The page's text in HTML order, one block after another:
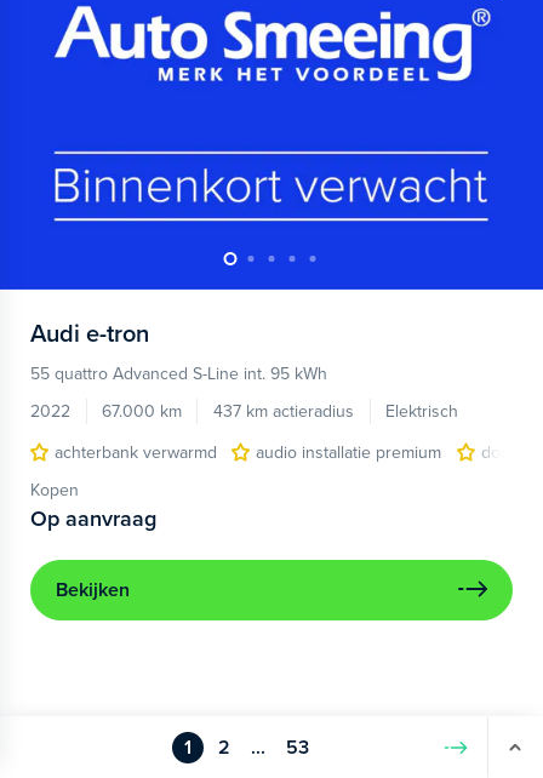
Audi e-tron
55 quattro Advanced S-Line int. 95 kWh
2022
67.000 km 437 km actieradius
Elektrisch
achterbank verwarmd
audio installatie premium
Kopen
Op aanvraag
Bekijken
1 2 ... 53 Volgende